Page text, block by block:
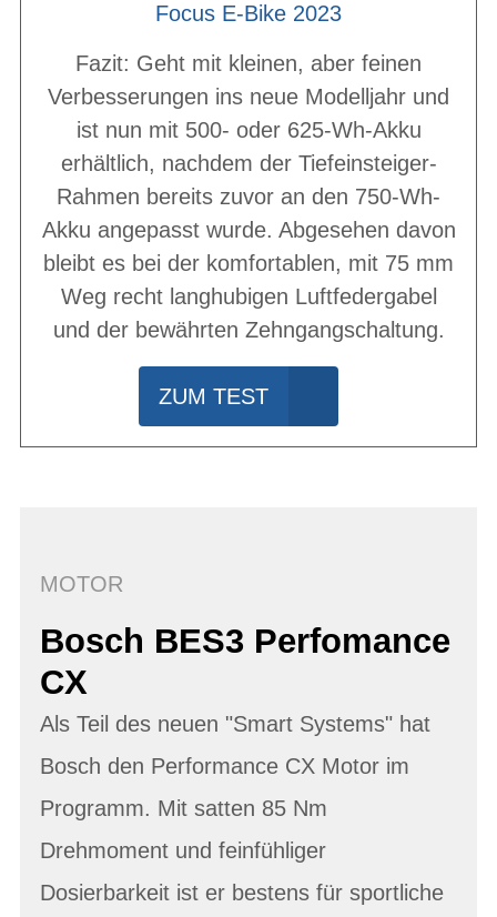
Focus E-Bike 2023
Fazit: Geht mit kleinen, aber feinen
Verbesserungen ins neue Modelljahr und
ist nun mit 500- oder 625-Wh-Akku
erhältlich, nachdem der Tiefeinsteiger-
Rahmen bereits zuvor an den 750-Wh-
Akku angepasst wurde. Abgesehen davon
bleibt es bei der komfortablen, mit 75 mm
Weg recht langhubigen Luftfedergabel
und der bewährten Zehngangschaltung.
ZUM TEST
MOTOR
Bosch BES3 Perfomance
CX
Als Teil des neuen "Smart Systems" hat
Bosch den Performance CX Motor im
Programm. Mit satten 85 Nm
Drehmoment und feinfühliger
Dosierbarkeit ist er bestens für sportliche